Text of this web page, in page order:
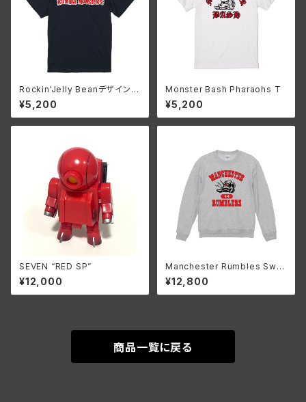
Rockin'Jelly Beanデザイン
RumbleMonsters ロゴT (Na
vy )
¥5,200
Monster Bash Pharaohs T
¥5,200
SEVEN “RED SP”
¥12,000
Manchester Rumbles Swe
atshirt 90’S ish (Ash)
¥12,800
商品一覧に戻る